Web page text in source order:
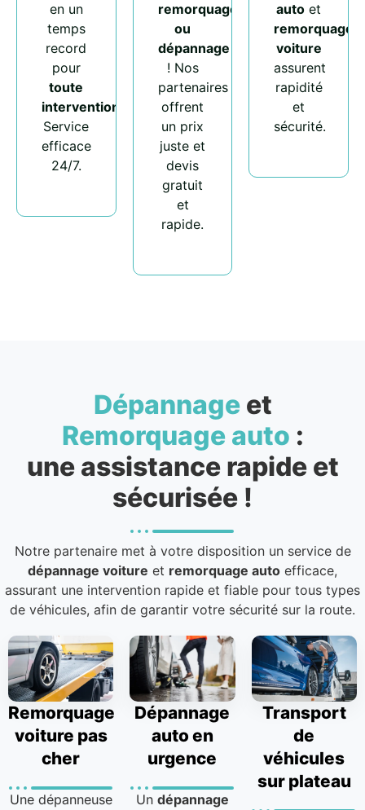
en un
temps
record
pour
toute
intervention
Service
efficace
24/7.
remorquage
ou
dépannage
! Nos
partenaires
offrent
un prix
juste et
devis
gratuit
et
rapide.
auto et
remorquage
voiture
assurent
rapidité
et
sécurité.
Dépannageet
Remorquage auto :
une assistance rapide et
sécurisée !
Notre partenaire met à votre disposition un service de
dépannage voiture et remorquage auto efficace,
assurant une intervention rapide et fiable pour tous types
de véhicules, afin de garantir votre sécurité sur la route.
Remorquage
voiture pas
cher
Une dépanneuse
Dépannage
auto en
urgence
Un dépannage
Transport
de
véhicules
sur plateau